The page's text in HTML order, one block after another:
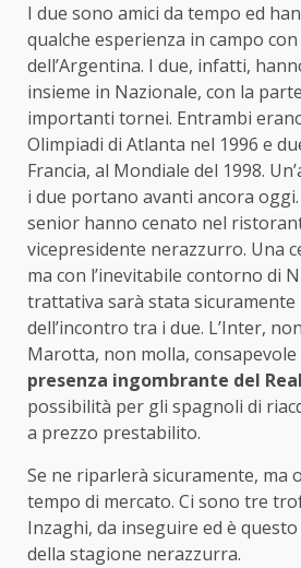
I due sono amici da tempo ed
qualche esperienza in campo
dell’Argentina. I due, infatti,
insieme in Nazionale, con la
importanti tornei. Entrambi
Olimpiadi di Atlanta nel 1996 e
Francia, al Mondiale del 1998.
i due portano avanti ancora
senior hanno cenato nel
vicepresidente nerazzurro. Una
ma con l’inevitabile contorno di
trattativa sarà stata
dell’incontro tra i due. L’Inter,
Marotta, non molla,
presenza ingombrante del
possibilità per gli spagnoli di
a prezzo prestabilito.
Se ne riparlerà sicuramente, ma
tempo di mercato. Ci sono tre
Inzaghi, da inseguire ed è
della stagione nerazzurra.